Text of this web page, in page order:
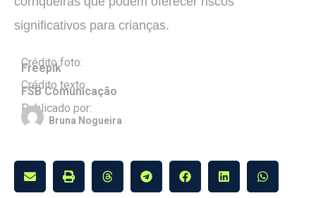
significativos para crianças.
Crédito foto:
Freepik
Crédito texto:
FSB Comunicação
Publicado por:
Bruna Nogueira